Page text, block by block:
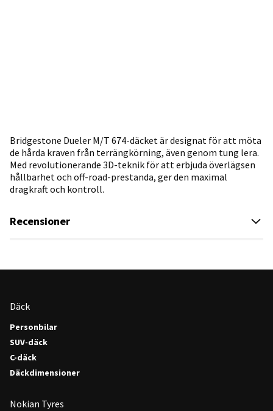
Bridgestone Dueler M/T 674-däcket är designat för att möta
de hårda kraven från terrängkörning, även genom tung lera.
Med revolutionerande 3D-teknik för att erbjuda överlägsen
hållbarhet och off-road-prestanda, ger den maximal
dragkraft och kontroll.
Recensioner
Däck
Personbilar
SUV-däck
C-däck
Däckdimensioner
Nokian Tyres